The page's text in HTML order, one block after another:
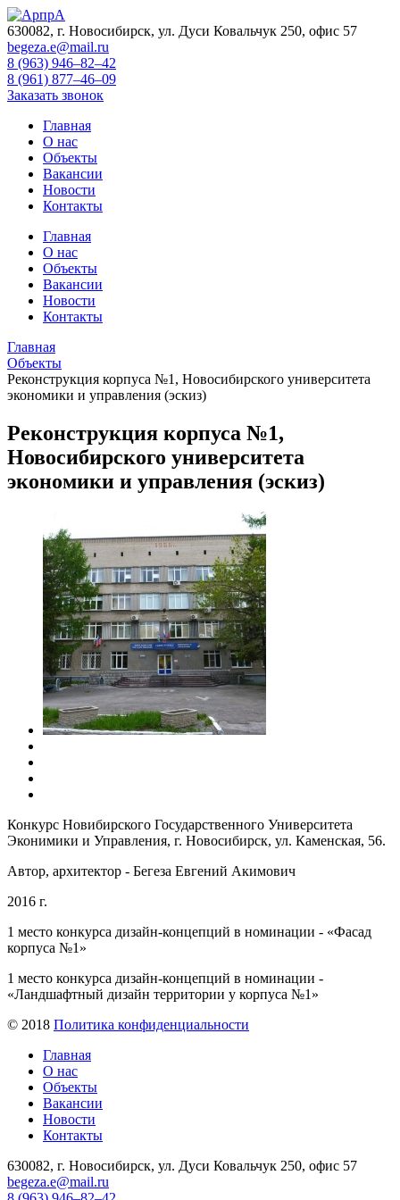
630082, г. Новосибирск, ул. Дуси Ковальчук 250, офис 57
begeza.e@mail.ru
8 (963) 946–82–42
8 (961) 877–46–09
Заказать звонок
Главная
О нас
Объекты
Вакансии
Новости
Контакты
Главная
О нас
Объекты
Вакансии
Новости
Контакты
Главная
Объекты
Реконструкция корпуса №1, Новосибирского университета
экономики и управления (эскиз)
Реконструкция корпуса №1,
Новосибирского университета
экономики и управления (эскиз)
Конкурс Новибирского Государственного Университета
Эконимики и Управления, г. Новосибирск, ул. Каменская, 56.
Автор, архитектор - Бегеза Евгений Акимович
2016 г.
1 место конкурса дизайн-концепций в номинации - «Фасад
корпуса №1»
1 место конкурса дизайн-концепций в номинации -
«Ландшафтный дизайн территории у корпуса №1»
© 2018 Политика конфиденциальности
Главная
О нас
Объекты
Вакансии
Новости
Контакты
630082, г. Новосибирск, ул. Дуси Ковальчук 250, офис 57
begeza.e@mail.ru